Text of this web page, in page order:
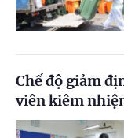
Chế độ giảm
viên kiêm